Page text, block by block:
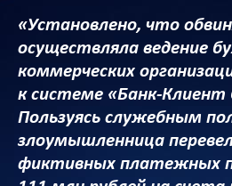
«Установлено, что
осуществляла ведение
коммерческих
к системе «Банк-Клиент
Пользуясь служебным
злоумышленница
фиктивных платежных